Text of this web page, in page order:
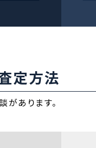
定方法
あります。